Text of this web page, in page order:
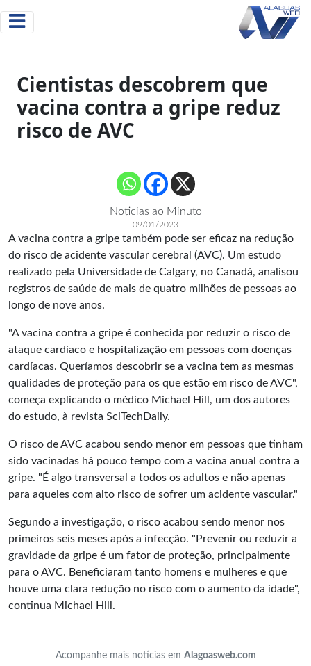
Cientistas descobrem que
vacina contra a gripe reduz
risco de AVC
Noticias ao Minuto
09/01/2023
A vacina contra a gripe também pode ser eficaz na redução
do risco de acidente vascular cerebral (AVC). Um estudo
realizado pela Universidade de Calgary, no Canadá, analisou
registros de saúde de mais de quatro milhões de pessoas ao
longo de nove anos.
"A vacina contra a gripe é conhecida por reduzir o risco de
ataque cardíaco e hospitalização em pessoas com doenças
cardíacas. Queríamos descobrir se a vacina tem as mesmas
qualidades de proteção para os que estão em risco de AVC",
começa explicando o médico Michael Hill, um dos autores
do estudo, à revista SciTechDaily.
O risco de AVC acabou sendo menor em pessoas que tinham
sido vacinadas há pouco tempo com a vacina anual contra a
gripe. "É algo transversal a todos os adultos e não apenas
para aqueles com alto risco de sofrer um acidente vascular."
Segundo a investigação, o risco acabou sendo menor nos
primeiros seis meses após a infecção. "Prevenir ou reduzir a
gravidade da gripe é um fator de proteção, principalmente
para o AVC. Beneficiaram tanto homens e mulheres e que
houve uma clara redução no risco com o aumento da idade",
continua Michael Hill.
Acompanhe mais notícias em Alagoasweb.com